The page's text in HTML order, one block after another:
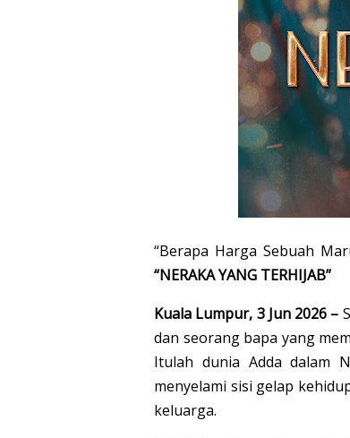
“Berapa Harga Sebuah
“NERAKA YANG TERHIJAB”
Kuala Lumpur, 3 Jun 2026 –
dan seorang bapa yang
Itulah dunia Adda dalam
menyelami sisi gelap
keluarga.